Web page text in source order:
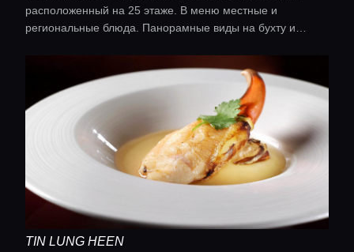
расположенный на 25 этаже. В меню местные и
региональные блюда. Панорамные виды на бухту и
TIN LUNG HEEN